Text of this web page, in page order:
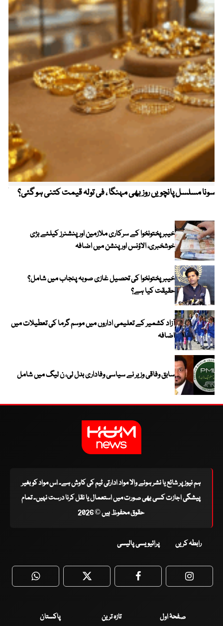
سونا مسلسل پانچویں روز بھی مہنگا ، فی تولہ قیمت کتنی ہو گئی؟
خیبرپختونخوا کے سرکاری ملازمین اور پنشنرز کیلئے بڑی
خوشخبری، الاؤنس اور پنشن میں اضافہ
خیبر پختونخوا کی تحصیل غازی صوبہ پنجاب میں شامل؟
حقیقت کیا ہے؟
آزاد کشمیر کے تعلیمی اداروں میں موسم گرما کی تعطیلات میں
اضافہ
سابق وفاقی وزیر نے سیاسی وفاداری بدل لی، ن لیگ میں شامل
ہم نیوز پر شائع یا نشر ہونے والا مواد ادارتی ٹیم کی کاوش ہے۔ اس مواد کو بغیر
پیشگی اجازت کسی بھی صورت میں استعمال یا نقل کرنا درست نہیں۔ تمام
حقوق محفوظ ہیں © 2026
رابطہ کریں پرائیویسی پالیسی
WhatsApp Twitter Facebook
صفحۂ اول تازہ ترین
پاکستان